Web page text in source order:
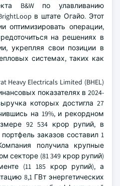
B&W по улавливанию
в штате Огайо. Этот
оптимизировать операции,
на решениях в
укрепляя свои позиции в
системах, таких как
Heavy Electricals Limited (BHEL)
показателях в 2024-
которых достигла 27
на 19%, и рекордном
92 534 крор рупий, в
заказов составил 1
получила крупные
секторе (81 349 крор рупий)
(11 185 крор рупий), а
8,1 ГВт энергетических